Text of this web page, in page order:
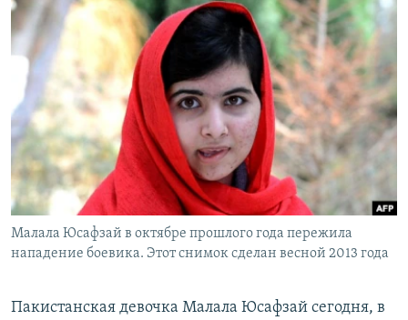
поиску
РЕГИОН
НАГОРНЫЙ КАРАБАХ
КУЛЬТУРА
СПОРТ
АРХИВ
Հայերեն
English
Русский
Все сайты Радио Азатутюн
Малала Юсафзай в октябре прошлого года пережила
нападение боевика. Этот снимок сделан весной 2013 года
Пакистанская девочка Малала Юсафзай сегодня, в